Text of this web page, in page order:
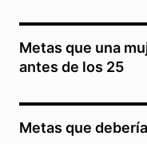
Metas que una
antes de los 25
Metas que